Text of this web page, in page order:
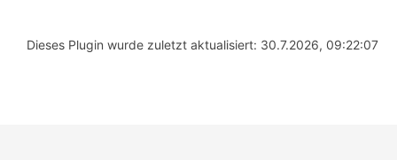
Dieses Plugin wurde zuletzt aktualisiert: 30.7.2026, 09:22:07